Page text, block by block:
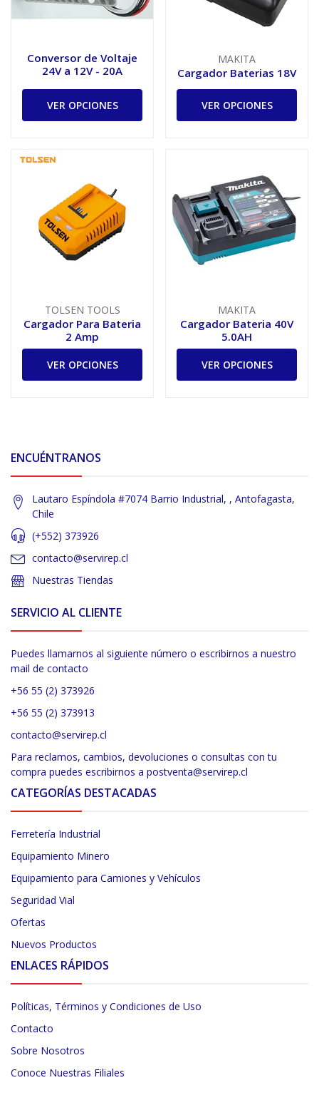
Conversor de Voltaje
24V a 12V - 20A
VER OPCIONES
MAKITA
Cargador Baterias 18V
VER OPCIONES
TOLSEN TOOLS
Cargador Para Bateria
2 Amp
VER OPCIONES
MAKITA
Cargador Bateria 40V
5.0AH
VER OPCIONES
ENCUÉNTRANOS
Lautaro Espíndola #7074 Barrio Industrial, , Antofagasta,
Chile
(+552) 373926
contacto@servirep.cl
Nuestras Tiendas
SERVICIO AL CLIENTE
Puedes llamarnos al siguiente número o escribirnos a nuestro
mail de contacto
+56 55 (2) 373926
+56 55 (2) 373913
contacto@servirep.cl
Para reclamos, cambios, devoluciones o consultas con tu
compra puedes escribirnos a postventa@servirep.cl
CATEGORÍAS DESTACADAS
Ferretería Industrial
Equipamiento Minero
Equipamiento para Camiones y Vehículos
Seguridad Vial
Ofertas
Nuevos Productos
ENLACES RÁPIDOS
Políticas, Términos y Condiciones de Uso
Contacto
Sobre Nosotros
Conoce Nuestras Filiales